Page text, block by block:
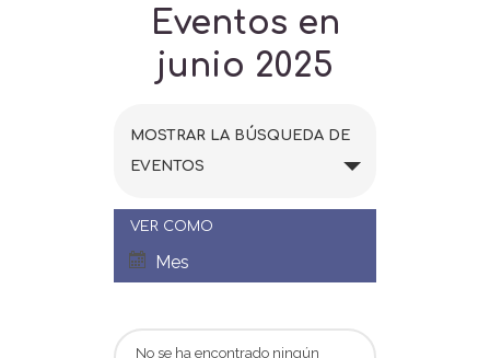
Eventos en
junio 2025
N
a
v
e
MOSTRAR LA BÚSQUEDA DE
EVENTOS
N
a
VER COMO
Mes
No se ha encontrado ningún